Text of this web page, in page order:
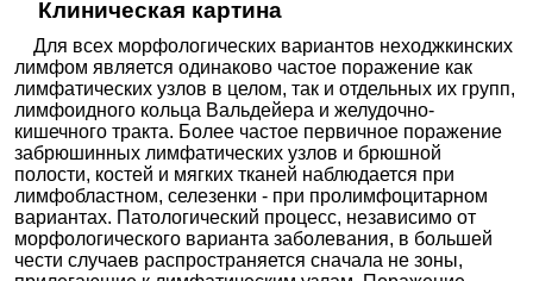
Клиническая картина
Для всех морфологических вариантов неходжкинских
лимфом является одинаково частое поражение как
лимфатических узлов в целом, так и отдельных их групп,
лимфоидного кольца Вальдейера и желудочно-
кишечного тракта. Более частое первичное поражение
забрюшинных лимфатических узлов и брюшной
полости, костей и мягких тканей наблюдается при
лимфобластном, селезенки - при пролимфоцитарном
вариантах. Патологический процесс, независимо от
морфологического варианта заболевания, в большей
чести случаев распространяется сначала не зоны,